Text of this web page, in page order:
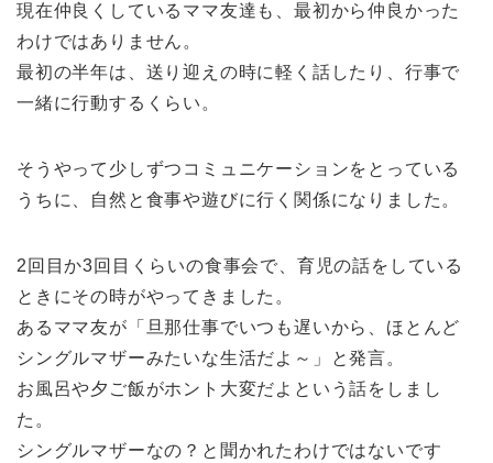
現在仲良くしているママ友達も、最初から仲良かった
わけではありません。
最初の半年は、送り迎えの時に軽く話したり、行事で
一緒に行動するくらい。
そうやって少しずつコミュニケーションをとっている
うちに、自然と食事や遊びに行く関係になりました。
2回目か3回目くらいの食事会で、育児の話をしている
ときにその時がやってきました。
あるママ友が「旦那仕事でいつも遅いから、ほとんど
シングルマザーみたいな生活だよ～」と発言。
お風呂や夕ご飯がホント大変だよという話をしまし
た。
シングルマザーなの？と聞かれたわけではないです